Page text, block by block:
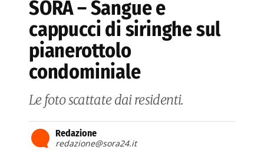
SORA – Sangue e
cappucci di siringhe sul
pianerottolo
condominiale
Le foto scattate dai residenti.
Redazione
redazione@sora24.it